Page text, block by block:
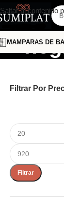
Saltar al contenido
MAMPARAS DE
Filtrar Por
Filtrar